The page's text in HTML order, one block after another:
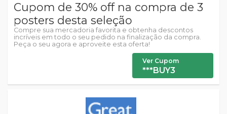
Cupom de 30% off na compra de 3
posters desta seleção
Compre sua mercadoria favorita e obtenha descontos
incríveis em todo o seu pedido na finalização da compra.
Peça o seu agora e aproveite esta oferta!
Ver Cupom
***BUY3